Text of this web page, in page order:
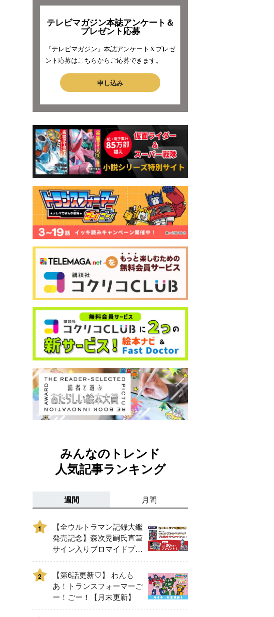
テレビマガジン本誌アンケート＆
プレゼント応募
『テレビマガジン』本誌アンケート＆プレゼ
ント応募はこちらからご応募できます。
申し込み
みんなのトレンド
人気記事ランキング
週間 月間
1
【全ウルトラマン記録大鑑
発売記念】森次晃嗣氏直筆
サイン入りブロマイドプレ
ゼントキャンペーン開催！
2
【第6話更新♡】 わんも
あ！トランスフォーマーご
ー！ごー！【月末更新】